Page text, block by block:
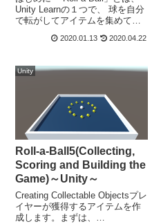
Unity Learnの１つで、 球を自分
で転がしてアイテムを集めて得
「Roll-a-Ball」 のプレイヤーで
Learnでは、こちら...
2020.01.13 2020.04.22
Unity
Roll-a-Ball5(Collecting,
Scoring and Building the
Game)～Unity～
Creating Collectable Objectsプレ
イヤーが獲得するアイテムを作
成します。まずは、